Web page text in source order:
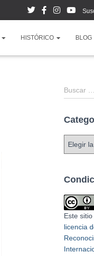
HISTÓRICO BLOG
Buscar …
Este
licencia